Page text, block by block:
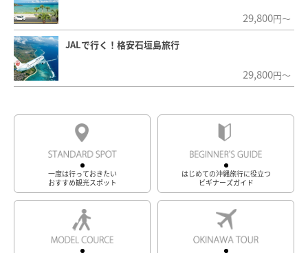
29,800円～
JALで行く！格安石垣島旅行
29,800円～
一度は行っておきたい
おすすめ観光スポット
はじめての沖縄旅行に役立つ
ビギナーズガイド